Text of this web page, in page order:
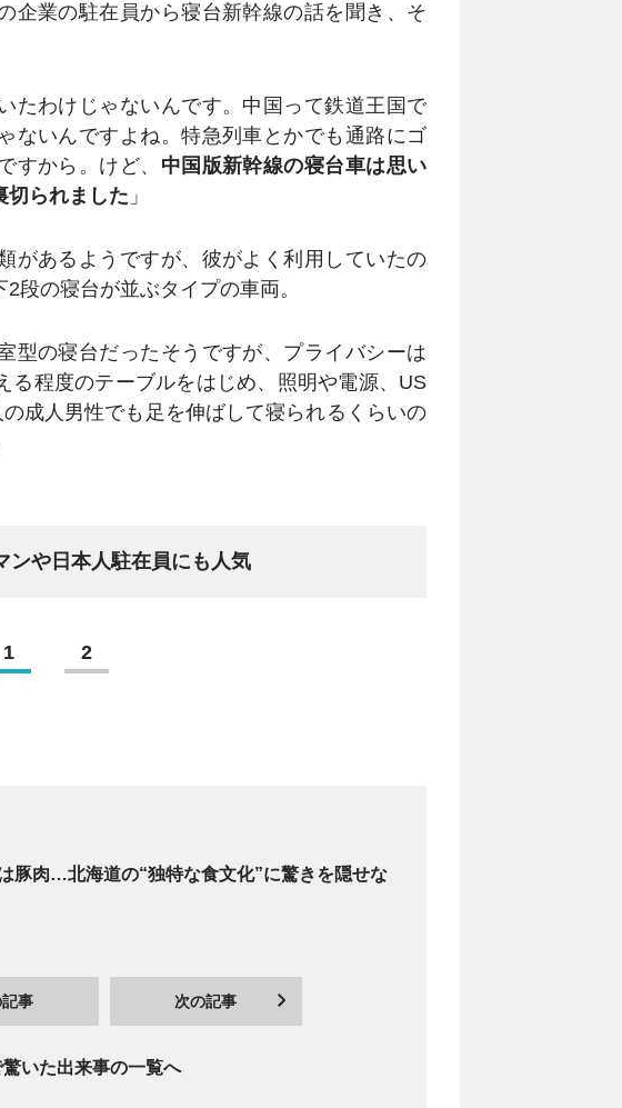
企業の駐在員から寝台新幹線の話を聞き、そ
たわけじゃないんです。中国って鉄道王国で
ないんですよね。特急列車とかでも通路にゴ
すから。けど、 中国版新幹線の寝台車は思い
切られました 」
があるようですが、彼がよく利用していたの
段の寝台が並ぶタイプの車両。
の寝台だったそうですが、プライバシーは
る程度のテーブルをはじめ、照明や電源、US
成人男性でも足を伸ばして寝られるくらいの
ンや日本人駐在員にも人気
1 2
豚肉…北海道の“独特な食文化”に驚きを隠せな
事 次の記事
驚いた出来事の一覧へ